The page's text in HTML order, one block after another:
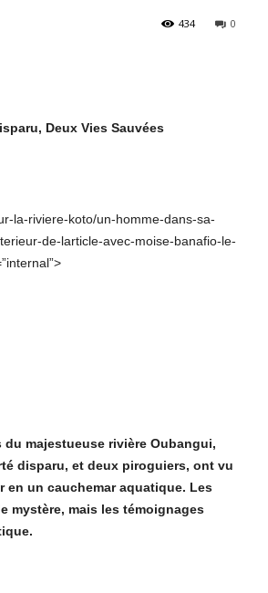
0
434
Deux Vies Sauvées
la-riviere-koto/un-homme-dans-sa-
de-larticle-avec-moise-banafio-le-
majestueuse rivière Oubangui,
disparu, et deux piroguiers, ont vu
en un cauchemar aquatique. Les
mystère, mais les témoignages